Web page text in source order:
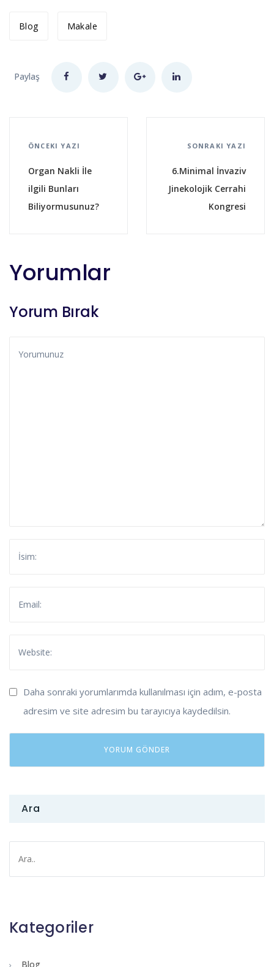
Blog Makale
Paylaş
ÖNCEKI YAZI
Organ Nakli İle
ilgili Bunları
Biliyormusunuz?
SONRAKI YAZI
6.Minimal İnvaziv
Jinekolojik Cerrahi
Kongresi
Yorumlar
Yorum Bırak
Daha sonraki yorumlarımda kullanılması için adım, e-posta
adresim ve site adresim bu tarayıcıya kaydedilsin.
Ara
Kategoriler
Blog